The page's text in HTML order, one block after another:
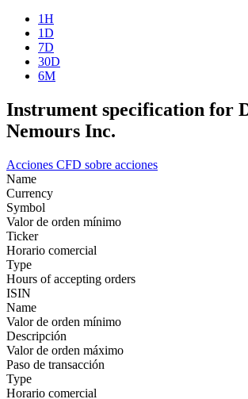
1H
1D
7D
30D
6M
Instrument specification for
Nemours Inc.
Acciones CFD sobre acciones
Name
Currency
Symbol
Valor de orden mínimo
Ticker
Horario comercial
Type
Hours of accepting orders
ISIN
Name
Valor de orden mínimo
Descripción
Valor de orden máximo
Paso de transacción
Type
Horario comercial